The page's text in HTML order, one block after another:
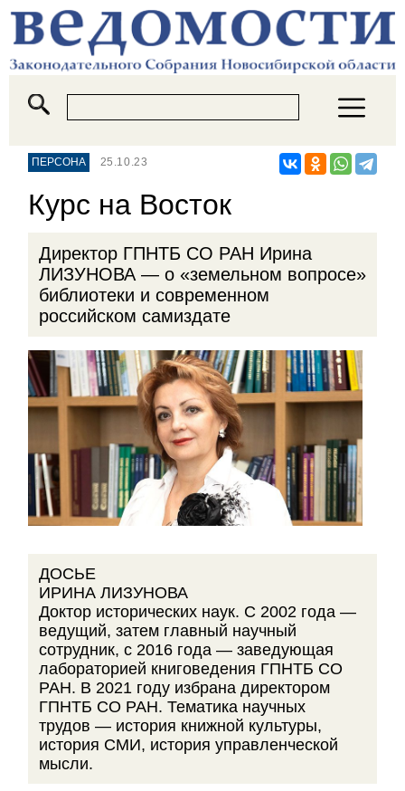
ПЕРСОНА 25.10.23
Курс на Восток
Директор ГПНТБ СО РАН Ирина
ЛИЗУНОВА — о «земельном вопросе»
библиотеки и современном
российском самиздате
ДОСЬЕ
ИРИНА ЛИЗУНОВА
Доктор исторических наук. С 2002 года —
ведущий, затем главный научный
сотрудник, с 2016 года — заведующая
лабораторией книговедения ГПНТБ СО
РАН. В 2021 году избрана директором
ГПНТБ СО РАН. Тематика научных
трудов — история книжной культуры,
история СМИ, история управленческой
мысли.